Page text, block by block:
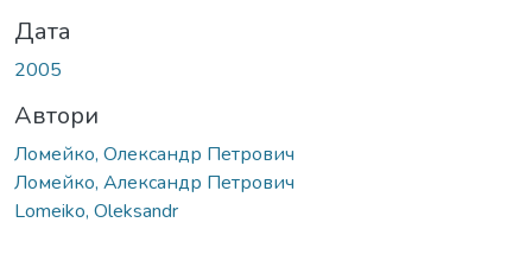
Дата
2005
Автори
Ломейко, Олександр Петрович
Ломейко, Александр Петрович
Lomeiko, Oleksandr